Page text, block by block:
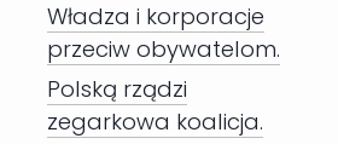
Władza i korporacje
przeciw obywatelom.
Polską rządzi
zegarkowa koalicja.